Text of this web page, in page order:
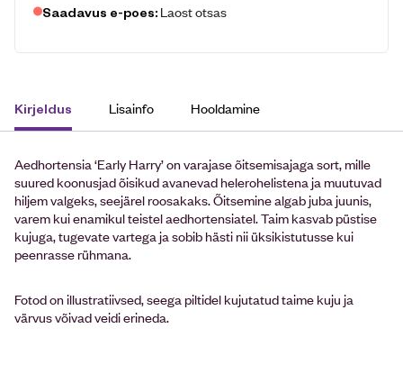
Saadavus e-poes: Laost otsas
Kirjeldus Lisainfo Hooldamine
Aedhortensia ‘Early Harry’ on varajase õitsemisajaga sort, mille
suured koonusjad õisikud avanevad helerohelistena ja muutuvad
hiljem valgeks, seejärel roosakaks. Õitsemine algab juba juunis,
varem kui enamikul teistel aedhortensiatel. Taim kasvab püstise
kujuga, tugevate vartega ja sobib hästi nii üksikistutusse kui
peenrasse rühmana.
Fotod on illustratiivsed, seega piltidel kujutatud taime kuju ja
värvus võivad veidi erineda.